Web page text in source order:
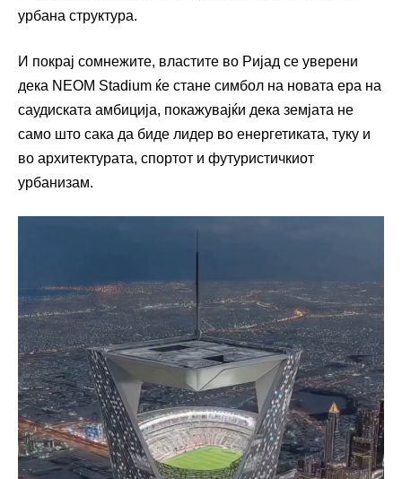
урбана структура.
И покрај сомнежите, властите во Ријад се уверени
дека NEOM Stadium ќе стане симбол на новата ера на
саудиската амбиција, покажувајќи дека земјата не
само што сака да биде лидер во енергетиката, туку и
во архитектурата, спортот и футуристичкиот
урбанизам.